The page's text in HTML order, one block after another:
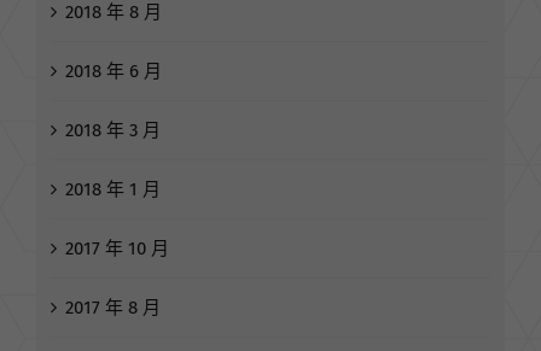
2018 年 8 月
2018 年 6 月
2018 年 3 月
2018 年 1 月
2017 年 10 月
2017 年 8 月